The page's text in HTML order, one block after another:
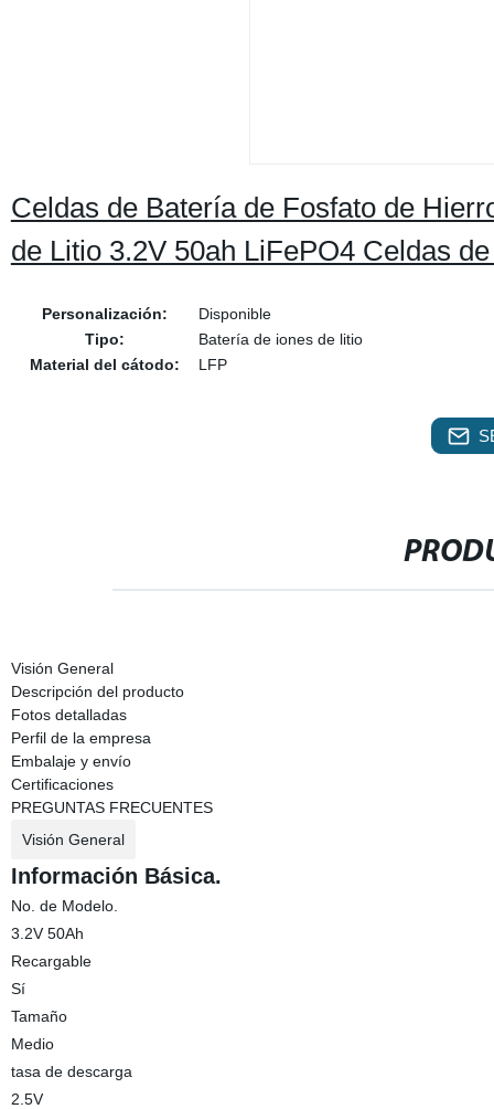
Celdas de Batería de Fosfato de
de Litio 3.2V 50ah LiFePO4 Celdas
Personalización:
Disponible
Tipo:
Batería de iones de litio
Material del cátodo:
LFP
Visión General
Descripción del producto
Fotos detalladas
Perfil de la empresa
Embalaje y envío
Certificaciones
PREGUNTAS FRECUENTES
Visión General
Información Básica.
No. de Modelo.
3.2V 50Ah
Recargable
Sí
Tamaño
Medio
tasa de descarga
2.5V